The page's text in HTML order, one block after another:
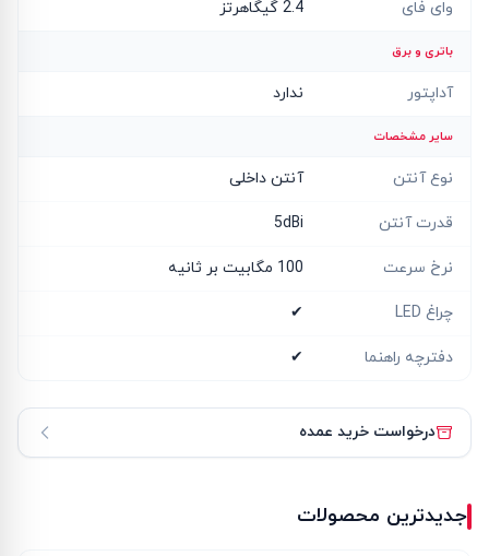
وای فای 2.4 گیگاهرتز
باتری و برق
آداپتور ندارد
سایر مشخصات
نوع آنتن آنتن داخلی
قدرت آنتن 5dBi
نرخ سرعت 100 مگابیت بر ثانیه
چراغ LED ✔
دفترچه راهنما ✔
درخواست خرید عمده
جدیدترین محصولات